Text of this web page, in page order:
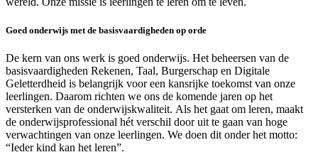
Goed onderwijs met de basisvaardigheden op orde
De kern van ons werk is goed onderwijs. Het beheersen van de
basisvaardigheden Rekenen, Taal, Burgerschap en Digitale
Geletterdheid is belangrijk voor een kansrijke toekomst van onze
leerlingen. Daarom richten we ons de komende jaren op het
versterken van de onderwijskwaliteit. Als het gaat om leren, maakt
de onderwijsprofessional hét verschil door uit te gaan van hoge
verwachtingen van onze leerlingen. We doen dit onder het motto:
“Ieder kind kan het leren”.